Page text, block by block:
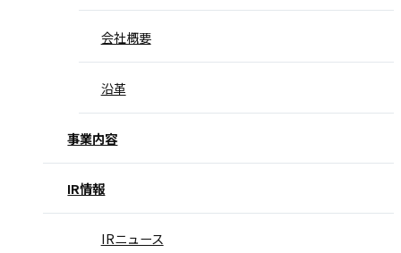
会社概要
沿革
事業内容
IR情報
IRニュース